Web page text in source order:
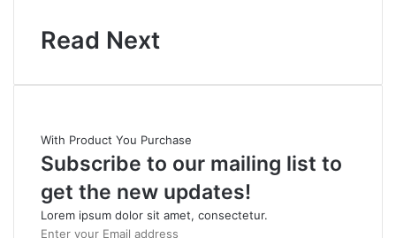
Read Next
With Product You Purchase
Subscribe to our mailing list to
get the new updates!
Lorem ipsum dolor sit amet, consectetur.
Enter